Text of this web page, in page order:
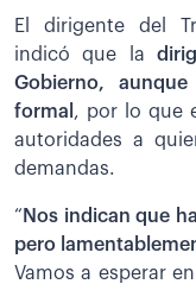
El dirigente del
indicó que la
Gobierno,
formal , por lo que
autoridades a
demandas.
“ Nos indican que
pero
Vamos a esperar